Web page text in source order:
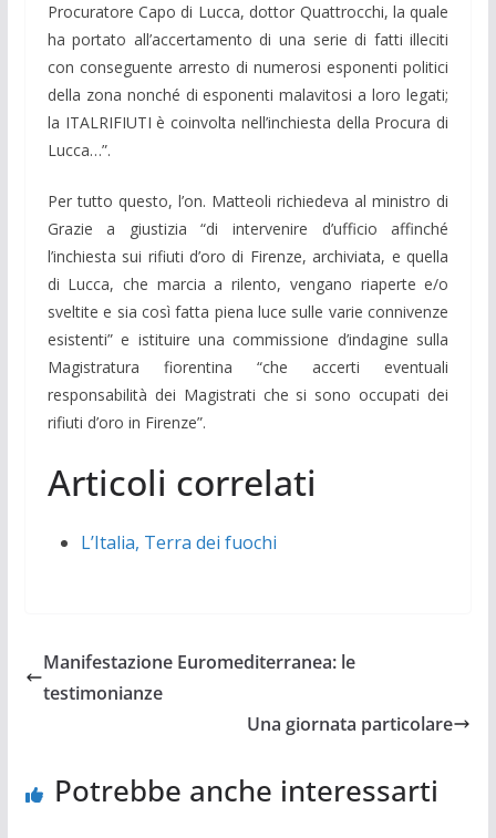
Procuratore Capo di Lucca, dottor Quattrocchi, la quale
ha portato all’accertamento di una serie di fatti illeciti
con conseguente arresto di numerosi esponenti politici
della zona nonché di esponenti malavitosi a loro legati;
la ITALRIFIUTI è coinvolta nell’inchiesta della Procura di
Lucca…”.
Per tutto questo, l’on. Matteoli richiedeva al ministro di
Grazie a giustizia “di intervenire d’ufficio affinché
l’inchiesta sui rifiuti d’oro di Firenze, archiviata, e quella
di Lucca, che marcia a rilento, vengano riaperte e/o
sveltite e sia così fatta piena luce sulle varie connivenze
esistenti” e istituire una commissione d’indagine sulla
Magistratura fiorentina “che accerti eventuali
responsabilità dei Magistrati che si sono occupati dei
rifiuti d’oro in Firenze”.
Articoli correlati
L’Italia, Terra dei fuochi
Manifestazione Euromediterranea: le
testimonianze
Una giornata particolare
Potrebbe anche interessarti